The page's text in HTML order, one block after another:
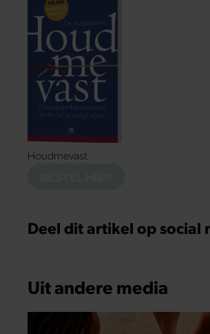
Houdmevast
Deel dit artikel op social
Uit andere media